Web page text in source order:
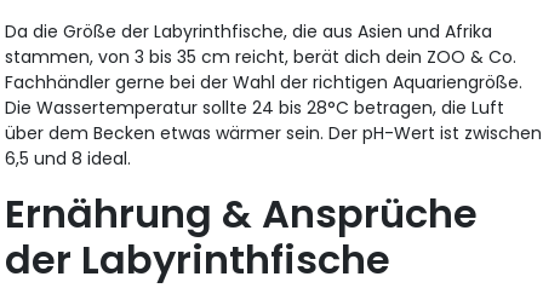
Da die Größe der Labyrinthfische, die aus Asien und Afrika
stammen, von 3 bis 35 cm reicht, berät dich dein ZOO & Co.
Fachhändler gerne bei der Wahl der richtigen Aquariengröße.
Die Wassertemperatur sollte 24 bis 28°C betragen, die Luft
über dem Becken etwas wärmer sein. Der pH-Wert ist zwischen
6,5 und 8 ideal.
Ernährung & Ansprüche
der Labyrinthfische